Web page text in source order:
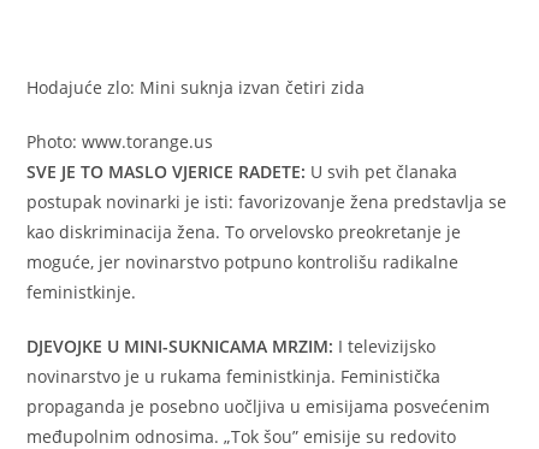
Hodajuće zlo: Mini suknja izvan četiri zida
Photo: www.torange.us
SVE JE TO MASLO VJERICE RADETE: U svih pet članaka
postupak novinarki je isti: favorizovanje žena predstavlja se
kao diskriminacija žena. To orvelovsko preokretanje je
moguće, jer novinarstvo potpuno kontrolišu radikalne
feministkinje.
DJEVOJKE U MINI-SUKNICAMA MRZIM: I televizijsko
novinarstvo je u rukama feministkinja. Feministička
propaganda je posebno uočljiva u emisijama posvećenim
međupolnim odnosima. „Tok šou” emisije su redovito